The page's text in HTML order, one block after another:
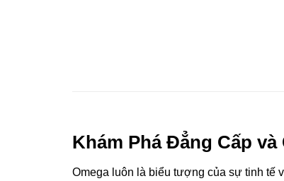
Khám Phá Đẳng Cấp
Omega luôn là biểu tượng của sự tinh tế